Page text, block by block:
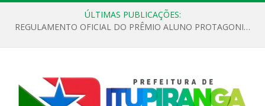
ÚLTIMAS PUBLICAÇÕES:
REGULAMENTO OFICIAL DO PRÊMIO ALUNO PROTAGONISTA – EDIÇÃO 2026